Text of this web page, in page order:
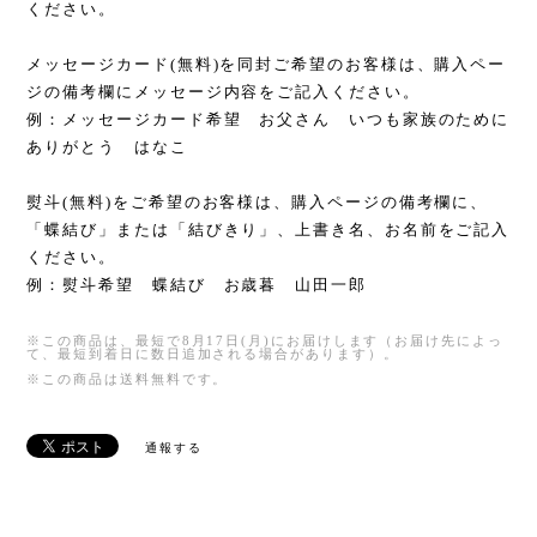
ください。
メッセージカード(無料)を同封ご希望のお客様は、購入ペー
ジの備考欄にメッセージ内容をご記入ください。
例：メッセージカード希望 お父さん いつも家族のために
ありがとう はなこ
熨斗(無料)をご希望のお客様は、購入ページの備考欄に、
「蝶結び」または「結びきり」、上書き名、お名前をご記入
ください。
例：熨斗希望 蝶結び お歳暮 山田一郎
※この商品は、最短で8月17日(月)にお届けします（お届け先によっ
て、最短到着日に数日追加される場合があります）。
※この商品は 送料無料 です。
通報する